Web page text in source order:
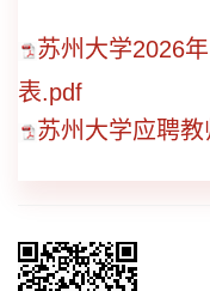
苏州大学2026
表.pdf
苏州大学应聘